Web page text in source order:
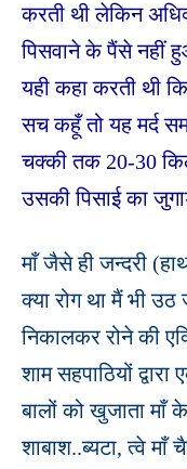
करती थी लेकिन
पिसवाने के पैंसे नहीं
यही कहा करती थी
सच कहूँ तो यह मर्द
चक्की तक 20-30
उसकी पिसाई का
माँ जैसे ही जन्दरी
क्या रोग था मैं भी
निकालकर रोने की
शाम सहपाठियों
बालों को खुजाता माँ
शाबाश..ब्यटा, त्वे